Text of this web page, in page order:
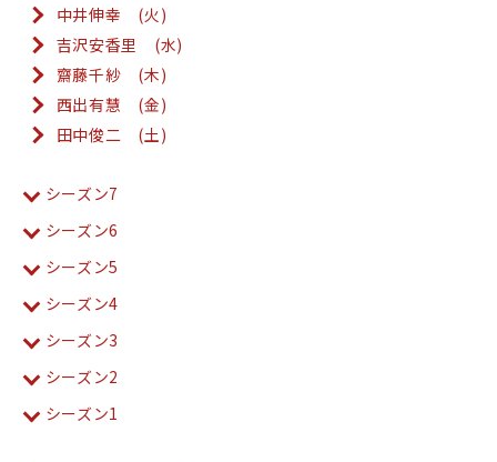
中井伸幸 (火)
吉沢安香里 (水)
齋藤千紗 (木)
西出有慧 (金)
田中俊二 (土)
シーズン7
シーズン6
シーズン5
シーズン4
シーズン3
シーズン2
シーズン1